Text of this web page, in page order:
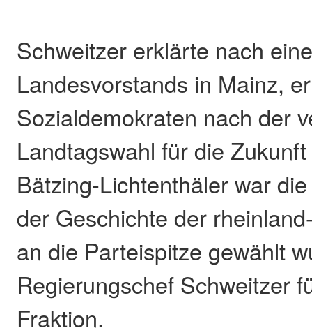
Schweitzer erklärte nach
Landesvorstands in Mainz,
Sozialdemokraten nach der
Landtagswahl für die
Bätzing-Lichtenthäler war
der Geschichte der
an die Parteispitze gewählt
Regierungschef Schweitzer
Fraktion.